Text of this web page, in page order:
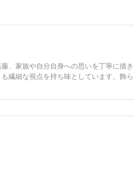
、家族や自分自身への思いを丁寧に描き
繊細な視点を持ち味としています。飾ら